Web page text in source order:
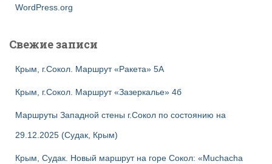
WordPress.org
Свежие записи
Крым, г.Сокол. Маршрут «Ракета» 5А
Крым, г.Сокол. Маршрут «Зазеркалье» 4б
Маршруты Западной стены г.Сокол по состоянию на
29.12.2025 (Судак, Крым)
Крым, Судак. Новый маршрут на горе Сокол: «Muchacha